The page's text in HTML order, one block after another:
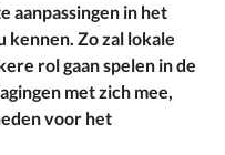
aanpassingen in het
kennen. Zo zal lokale
rol gaan spelen in de
met zich mee,
voor het